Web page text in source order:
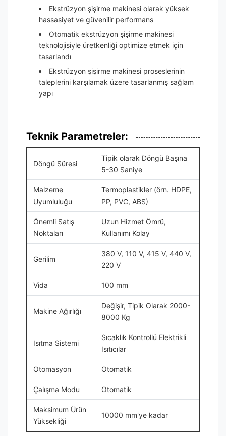
Ekstrüzyon şişirme makinesi olarak yüksek
hassasiyet ve güvenilir performans
Otomatik ekstrüzyon şişirme makinesi
teknolojisiyle üretkenliği optimize etmek için
tasarlandı
Ekstrüzyon şişirme makinesi proseslerinin
taleplerini karşılamak üzere tasarlanmış sağlam
yapı
Teknik Parametreler:
Döngü Süresi
Tipik olarak Döngü Başına
5-30 Saniye
Malzeme
Uyumluluğu
Termoplastikler (örn. HDPE,
PP, PVC, ABS)
Önemli Satış
Noktaları
Uzun Hizmet Ömrü,
Kullanımı Kolay
Gerilim
380 V, 110 V, 415 V, 440 V,
220 V
Vida 100 mm
Makine Ağırlığı
Değişir, Tipik Olarak 2000-
8000 Kg
Isıtma Sistemi
Sıcaklık Kontrollü Elektrikli
Isıtıcılar
Otomasyon Otomatik
Çalışma Modu Otomatik
Maksimum Ürün
Yüksekliği
10000 mm'ye kadar